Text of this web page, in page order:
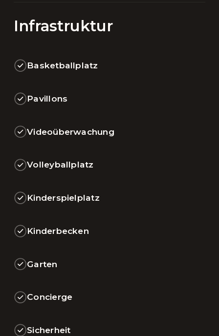
Infrastruktur
Basketballplatz
Pavillons
Videoüberwachung
Volleyballplatz
Kinderspielplatz
Kinderbecken
Garten
Concierge
Sicherheit